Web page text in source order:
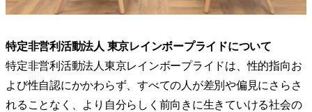
特定非営利活動法人 東京レインボープライドについて
特定非営利活動法人東京レインボープライドは、性的指向お
よび性自認にかかわらず、すべての人が差別や偏見にさらさ
れることなく、より自分らしく前向きに生きていける社会の